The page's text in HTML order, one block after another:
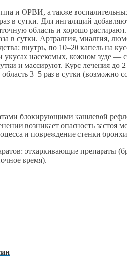
и ОРВИ, а также
в сутки. Для ингаляций
область и хорошо
в сутки. Артралгия, миалгия,
внутрь, по 10–20 капель на
насекомых, кожном зуде —
и массируют. Курс лечения
3–5 раз в сутки
блокирующими кашлевой
возникает опасность застоя
и повреждение стенки
отхаркивающие препараты
время).